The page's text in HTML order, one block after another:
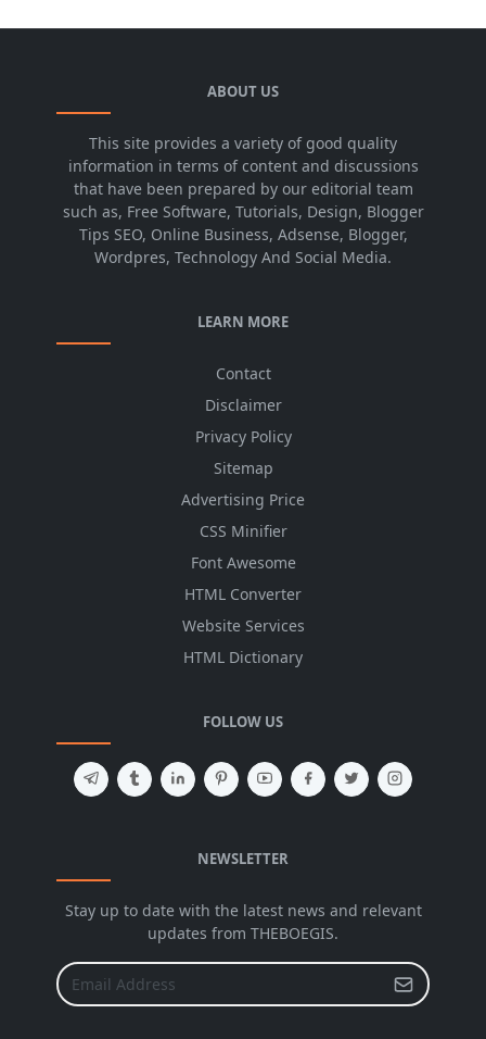
ABOUT US
This site provides a variety of good quality
information in terms of content and discussions
that have been prepared by our editorial team
such as, Free Software, Tutorials, Design, Blogger
Tips SEO, Online Business, Adsense, Blogger,
Wordpres, Technology And Social Media.
LEARN MORE
Contact
Disclaimer
Privacy Policy
Sitemap
Advertising Price
CSS Minifier
Font Awesome
HTML Converter
Website Services
HTML Dictionary
FOLLOW US
NEWSLETTER
Stay up to date with the latest news and relevant
updates from THEBOEGIS.